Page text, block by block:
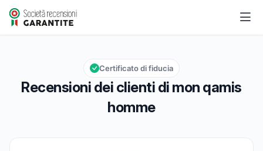
mon qamis homme
Valutazione globale: 8,9 su 10
8,9/10
Recensioni dei clienti di mon qamis
homme
Certificato di fiducia